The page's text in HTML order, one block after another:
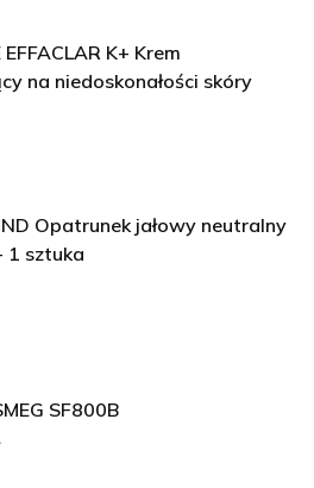
EFFACLAR K+ Krem
na niedoskonałości skóry
Opatrunek jałowy neutralny
1 sztuka
SF800B